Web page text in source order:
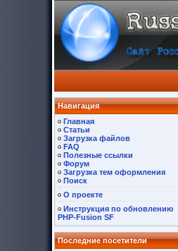
Навигация
Главная
Статьи
Загрузка файлов
FAQ
Полезные ссылки
Форум
Загрузка тем оформления
Поиск
О проекте
Инструкция по обновлению
PHP-Fusion SF
Последние посетители